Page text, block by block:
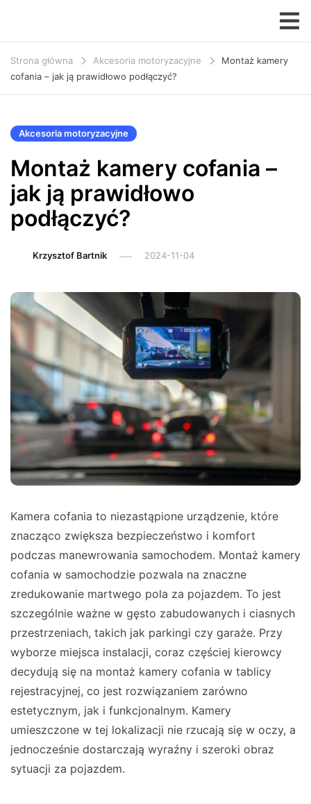
MOTOZONA
Strona główna Akcesoria motoryzacyjne
Montaż kamery
cofania – jak ją prawidłowo podłączyć?
Akcesoria motoryzacyjne
Montaż kamery cofania –
jak ją prawidłowo
podłączyć?
Krzysztof Bartnik 2024-11-04
Kamera cofania to niezastąpione urządzenie, które
znacząco zwiększa bezpieczeństwo i komfort
podczas manewrowania samochodem. Montaż kamery
cofania w samochodzie pozwala na znaczne
zredukowanie martwego pola za pojazdem. To jest
szczególnie ważne w gęsto zabudowanych i ciasnych
przestrzeniach, takich jak parkingi czy garaże. Przy
wyborze miejsca instalacji, coraz częściej kierowcy
decydują się na montaż kamery cofania w tablicy
rejestracyjnej, co jest rozwiązaniem zarówno
estetycznym, jak i funkcjonalnym. Kamery
umieszczone w tej lokalizacji nie rzucają się w oczy, a
jednocześnie dostarczają wyraźny i szeroki obraz
sytuacji za pojazdem.